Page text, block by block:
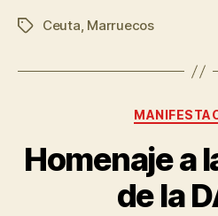
Ceuta, Marruecos
Homenaje a
de la